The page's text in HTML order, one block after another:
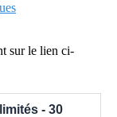
sur le lien ci-
- 30